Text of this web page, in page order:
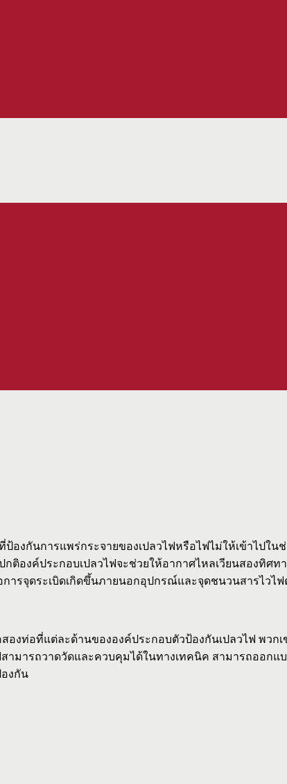
งกันการแพร่กระจายของเปลวไฟหรือไฟไม่ให้เข้าไปใน
องค์ประกอบเปลวไฟจะช่วยให้อากาศไหลเวียนสองทิศท
รจุดระเบิดเกิดขึ้นภายนอกอุปกรณ์และจุดชนวนสารไวไ
งท่อที่แต่ละด้านขององค์ประกอบตัวป้องกันเปลวไฟ พวก
มารถวาดวัดและควบคุมได้ในทางเทคนิค สามารถออกแ
งกัน